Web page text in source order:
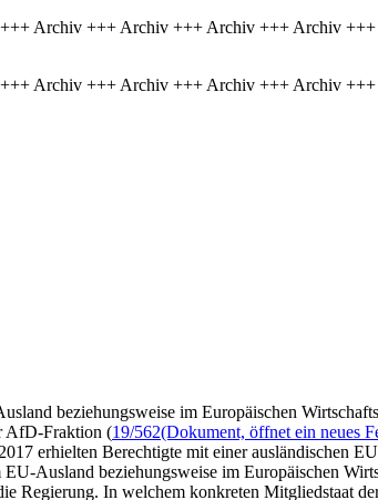
Archiv +++ Archiv +++ Archiv +++ Archiv
Archiv +++ Archiv +++ Archiv +++ Archiv
beziehungsweise im Europäischen
AfD-Fraktion (19/562(Dokument, öffnet ein neues
erhielten Berechtigte mit einer ausländischen
Ausland beziehungsweise im Europäischen
Regierung. In welchem konkreten Mitgliedstaat